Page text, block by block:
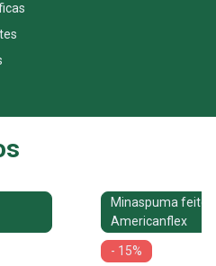
Minaspuma feito
Americanflex
- 15%